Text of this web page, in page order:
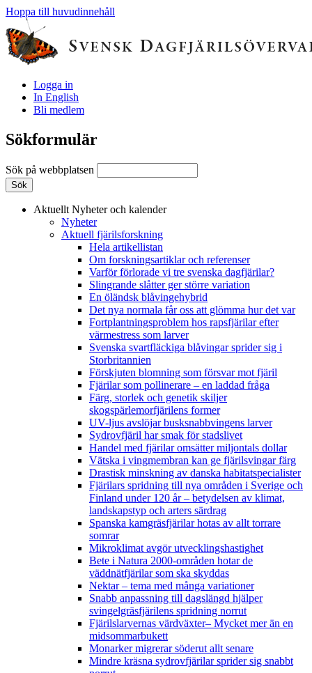
Hoppa till huvudinnehåll
Logga in
In English
Bli medlem
Sökformulär
Sök på webbplatsen
Aktuellt Nyheter och kalender
Nyheter
Aktuell fjärilsforskning
Hela artikellistan
Om forskningsartiklar och referenser
Varför förlorade vi tre svenska dagfjärilar?
Slingrande slåtter ger större variation
En öländsk blåvingehybrid
Det nya normala får oss att glömma hur det var
Fortplantningsproblem hos rapsfjärilar efter
värmestress som larver
Svenska svartfläckiga blåvingar sprider sig i
Storbritannien
Förskjuten blomning som försvar mot fjäril
Fjärilar som pollinerare – en laddad fråga
Färg, storlek och genetik skiljer
skogspärlemorfjärilens former
UV-ljus avslöjar busksnabbvingens larver
Sydrovfjäril har smak för stadslivet
Handel med fjärilar omsätter miljontals dollar
Vätska i vingmembran kan ge fjärilsvingar färg
Drastisk minskning av danska habitatspecialister
Fjärilars spridning till nya områden i Sverige och
Finland under 120 år– betydelsen av klimat,
landskapstyp och arters särdrag
Spanska kamgräsfjärilar hotas av allt torrare
somrar
Mikroklimat avgör utvecklingshastighet
Bete i Natura 2000-områden hotar de
väddnätfjärilar som ska skyddas
Nektar – tema med många variationer
Snabb anpassning till dagslängd hjälper
svingelgräsfjärilens spridning norrut
Fjärilslarvernas värdväxter– Mycket mer än en
midsommarbukett
Monarker migrerar söderut allt senare
Mindre kräsna sydrovfjärilar sprider sig snabbt